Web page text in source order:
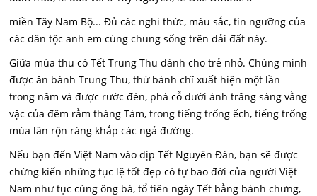
miền Tây Nam Bộ... Đủ các nghi thức, màu sắc, tín ngưỡng của
các dân tộc anh em cùng chung sống trên dải đất này.
Giữa mùa thu có Tết Trung Thu dành cho trẻ nhỏ. Chúng mình
được ăn bánh Trung Thu, thứ bánh chĩ xuất hiện một lần
trong năm và được rước đèn, phá cỗ dưới ánh trăng sáng vằng
vặc của đêm rằm tháng Tám, trong tiếng trống ếch, tiếng trống
múa lân rộn ràng khắp các ngả đường.
Nếu bạn đến Việt Nam vào dịp Tết Nguyên Đán, bạn sẽ được
chứng kiến những tục lệ tốt đẹp có tự bao đời của người Việt
Nam như tục cúng ông bà, tổ tiên ngày Tết bằng bánh chưng,